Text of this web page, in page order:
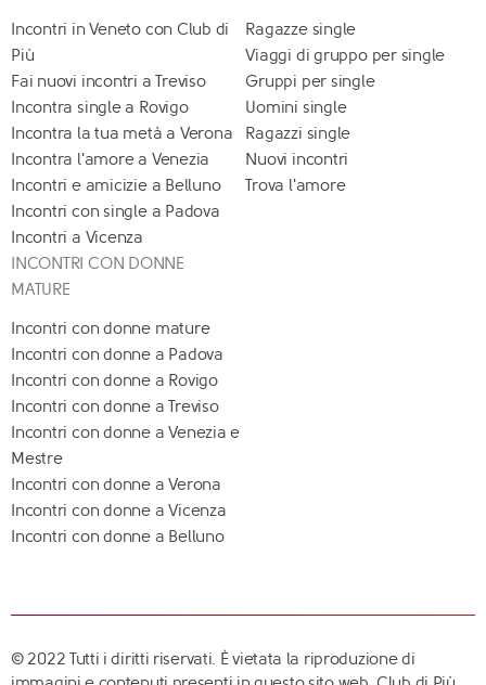
Incontri in Veneto con Club di
Più
Fai nuovi incontri a Treviso
Incontra single a Rovigo
Incontra la tua metà a Verona
Incontra l'amore a Venezia
Incontri e amicizie a Belluno
Incontri con single a Padova
Incontri a Vicenza
Ragazze single
Viaggi di gruppo per single
Gruppi per single
Uomini single
Ragazzi single
Nuovi incontri
Trova l'amore
INCONTRI CON DONNE
MATURE
Incontri con donne mature
Incontri con donne a Padova
Incontri con donne a Rovigo
Incontri con donne a Treviso
Incontri con donne a Venezia e
Mestre
Incontri con donne a Verona
Incontri con donne a Vicenza
Incontri con donne a Belluno
© 2022 Tutti i diritti riservati. È vietata la riproduzione di